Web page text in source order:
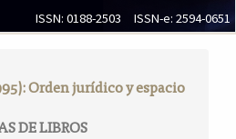
ISSN: 0188-2503 ISSN-e: 2594-0651
Orden jurídico y espacio
DE LIBROS